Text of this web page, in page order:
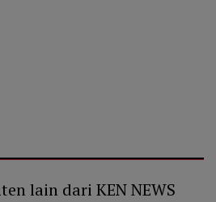
lain dari KEN NEWS